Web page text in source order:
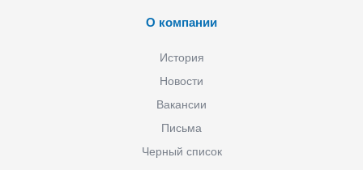
О компании
История
Новости
Вакансии
Письма
Черный список